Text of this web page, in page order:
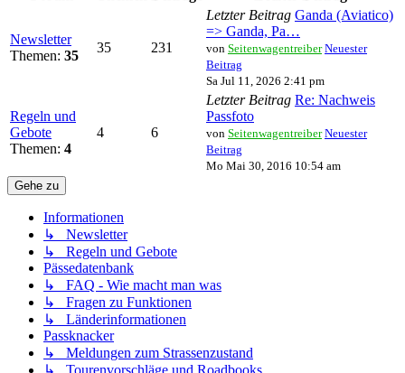
Newsletter
Themen: 35
35 231
Letzter Beitrag Ganda (Aviatico)
=> Ganda, Pa…
von Seitenwagentreiber Neuester
Beitrag
Sa Jul 11, 2026 2:41 pm
Regeln und
Gebote
Themen: 4
4 6
Letzter Beitrag Re: Nachweis
Passfoto
von Seitenwagentreiber Neuester
Beitrag
Mo Mai 30, 2016 10:54 am
Gehe zu
Informationen
↳ Newsletter
↳ Regeln und Gebote
Pässedatenbank
↳ FAQ - Wie macht man was
↳ Fragen zu Funktionen
↳ Länderinformationen
Passknacker
↳ Meldungen zum Strassenzustand
↳ Tourenvorschläge und Roadbooks